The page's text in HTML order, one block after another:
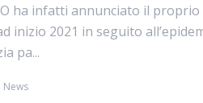
ha infatti annunciato il
inizio 2021 in seguito
pa...